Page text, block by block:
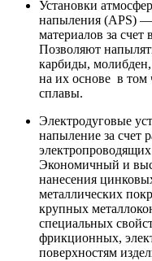
Установки
напыления (APS) —
материалов за счет
Позволяют
карбиды,
на их основе в том
сплавы.
Электродуговые
напыление за счет
Экономичный и
нанесения
металлических
крупных
специальных
фрикционных,
поверхностям